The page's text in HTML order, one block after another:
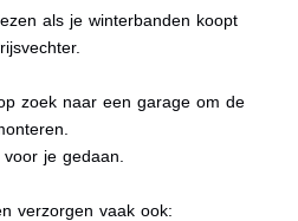
als je winterbanden koopt
zoek naar een garage om de
je gedaan.
verzorgen vaak ook: